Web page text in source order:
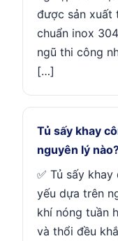
được sản xuất
chuẩn inox
ngũ thi công
[…]
Tủ sấy khay
nguyên lý
✅ Tủ sấy
yếu dựa trên
khí nóng tuần
và thổi đều